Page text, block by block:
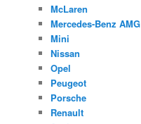
McLaren
Mercedes-Benz AMG
Mini
Nissan
Opel
Peugeot
Porsche
Renault